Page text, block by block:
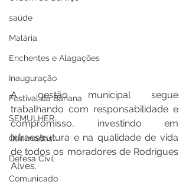
saúde
Malária
Enchentes e Alagações
Inauguração
Festival da Banana
SEMULHER
Queimadas
Defesa Civil
Comunicado
A gestão municipal segue
trabalhando com responsabilidade e
compromisso, investindo em
infraestrutura e na qualidade de vida
de todos os moradores de Rodrigues
Alves.